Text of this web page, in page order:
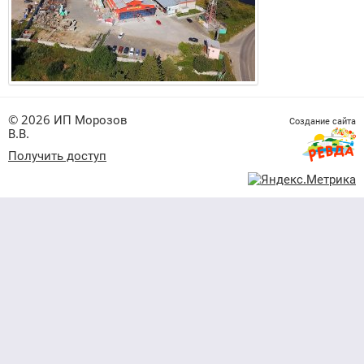
© 2026 ИП Морозов
В.В.
Получить доступ
Создание сайта